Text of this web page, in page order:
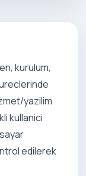
kurulum,
yazilim
kullanici
edilerek